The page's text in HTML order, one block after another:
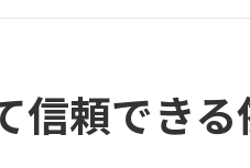
お得な車検プラン
依頼先の評判を調
愛車を任せる前に知っ
信頼でき